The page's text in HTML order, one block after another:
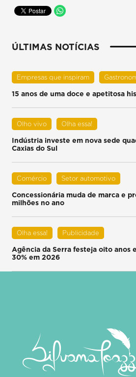
ÚLTIMAS NOTÍCIAS
Empresas que inspiram
15 anos de uma doce e apetitosa
Olho vivo Olha essa!
Indústria investe em nova sede
Caxias do Sul
Comércio Setor automotivo
Concessionária muda de marca e
milhões no ano
Olha essa! Publicidade
Agência da Serra festeja oito anos
30% em 2026